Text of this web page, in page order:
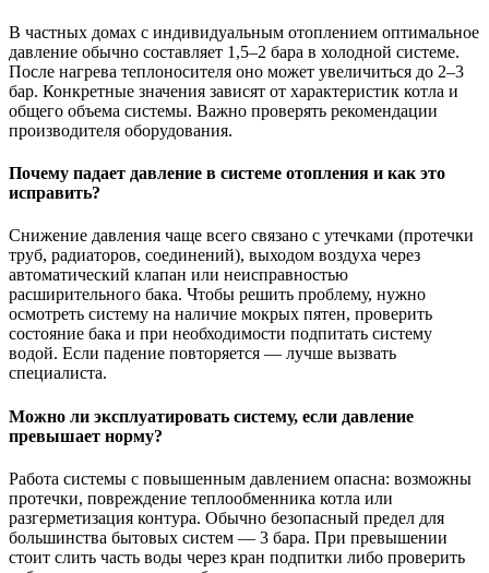
В частных домах с индивидуальным отоплением оптимальное
давление обычно составляет 1,5–2 бара в холодной системе.
После нагрева теплоносителя оно может увеличиться до 2–3
бар. Конкретные значения зависят от характеристик котла и
общего объема системы. Важно проверять рекомендации
производителя оборудования.
Почему падает давление в системе отопления и как это
исправить?
Снижение давления чаще всего связано с утечками (протечки
труб, радиаторов, соединений), выходом воздуха через
автоматический клапан или неисправностью
расширительного бака. Чтобы решить проблему, нужно
осмотреть систему на наличие мокрых пятен, проверить
состояние бака и при необходимости подпитать систему
водой. Если падение повторяется — лучше вызвать
специалиста.
Можно ли эксплуатировать систему, если давление
превышает норму?
Работа системы с повышенным давлением опасна: возможны
протечки, повреждение теплообменника котла или
разгерметизация контура. Обычно безопасный предел для
большинства бытовых систем — 3 бара. При превышении
стоит слить часть воды через кран подпитки либо проверить